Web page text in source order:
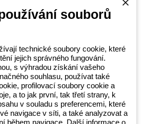
Group od roku 2025 a jeho ekosystému
propojená světelná řešení, která
jednoduchosti a podporují profesionály a
jejich potřeb.Zjistěte více o
111
souborů
technické soubory cookie, které
jejich správného fungování.
s výhradou získání vašeho
souhlasu, používat také
profilovací soubory cookie a
a to jak první, tak třetí strany, k
v souladu s preferencemi, které
navigace v síti, a také analyzovat a
během navigace. Další informace o